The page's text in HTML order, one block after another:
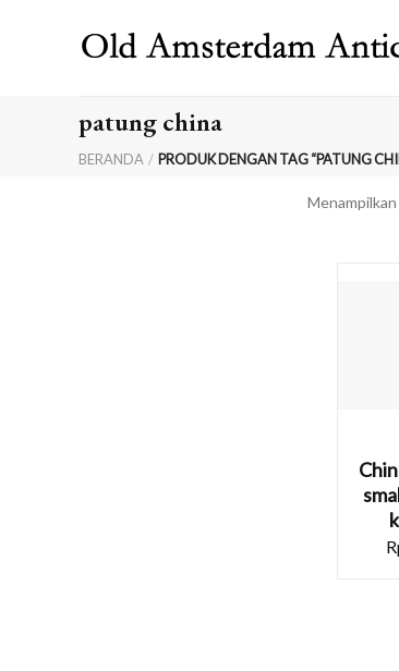
patung china
BERANDA / PRODUK DENGAN TAG “PATUNG